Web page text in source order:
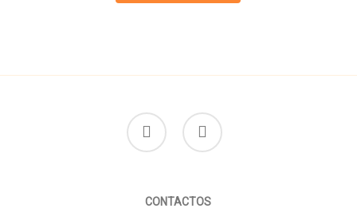
facebook instagram
CONTACTOS